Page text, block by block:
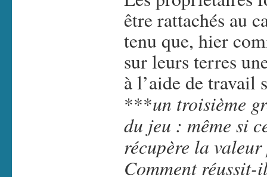
être rattachés au
tenu que, hier
sur leurs terres
à l’aide de travail
***un troisième
du jeu : même si
récupère la
Comment